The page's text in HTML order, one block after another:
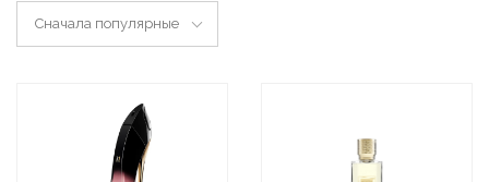
Сначала популярные